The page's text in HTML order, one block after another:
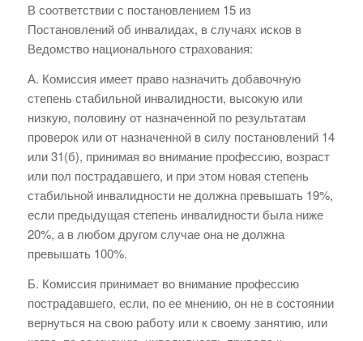
В соответствии с постановлением 15 из
Постановлений об инвалидах, в случаях исков в
Ведомство национального страхования:
А. Комиссия имеет право назначить добавочную
степень стабильной инвалидности, высокую или
низкую, половину от назначенной по результатам
проверок или от назначенной в силу постановлений 14
или 31(б), принимая во внимание профессию, возраст
или пол пострадавшего, и при этом новая степень
стабильной инвалидности не должна превышать 19%,
если предыдущая степень инвалидности была ниже
20%, а в любом другом случае она не должна
превышать 100%.
Б. Комиссия принимает во внимание профессию
пострадавшего, если, по ее мнению, он не в состоянии
вернуться на свою работу или к своему занятию, или